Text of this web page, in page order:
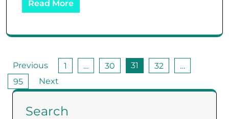
Read More
Posts
pagination
Previous 1 … 30 31 32
…
95
Next
Search